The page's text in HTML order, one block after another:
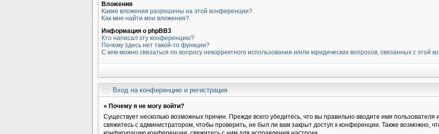
Вложения
Какие вложения разрешены на этой конференции?
Как мне найти мои вложения?
Информация о phpBB3
Кто написал эту конференцию?
Почему здесь нет такой-то функции?
С кем можно связаться по вопросу некорректного использования и/или юридических вопросов, связанных с этой
Вход на конференцию и регистрация
» Почему я не могу войти?
Существует несколько возможных причин. Прежде всего убедитесь, что вы правильно вводите имя
свяжитесь с администратором, чтобы проверить, не был ли вам закрыт доступ к конференции. Также возможно,